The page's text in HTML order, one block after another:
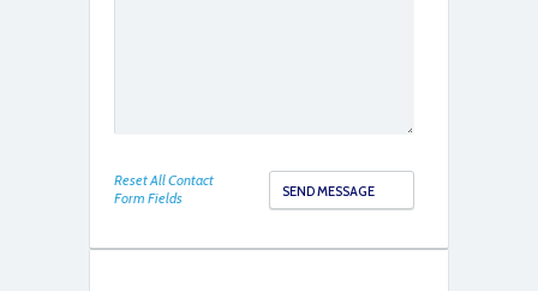
Reset All Contact
Form Fields